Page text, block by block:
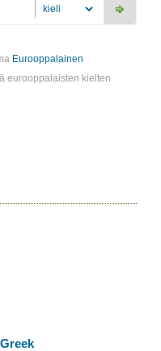
Eurooppalainen
eurooppalaisten kielten